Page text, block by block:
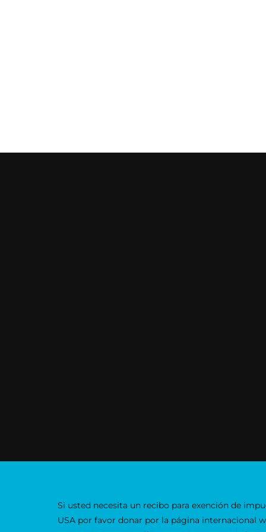
Si usted necesita un recibo para exención de
USA por favor donar por la página internacional